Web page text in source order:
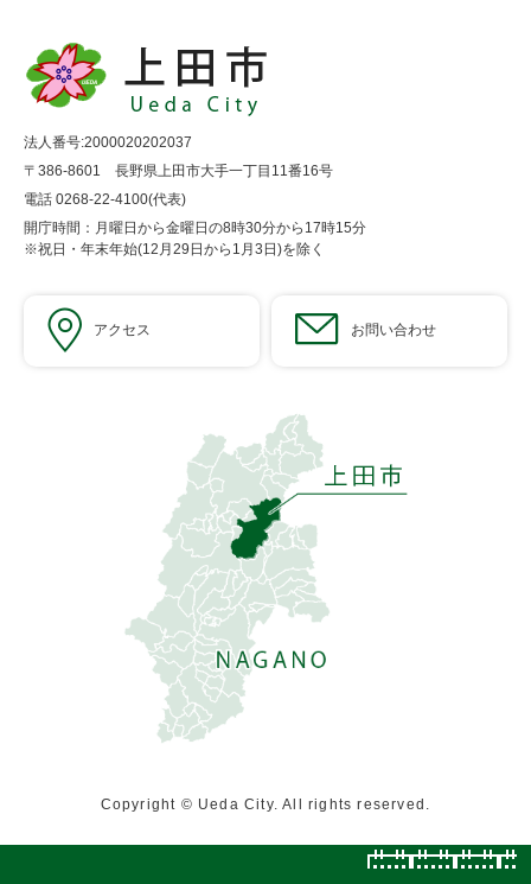
法人番号:2000020202037
〒386-8601 長野県上田市大手一丁目11番16号
電話 0268-22-4100(代表)
開庁時間：月曜日から金曜日の8時30分から17時15分
※祝日・年末年始(12月29日から1月3日)を除く
アクセス お問い合わせ
Copyright © Ueda City. All rights reserved.